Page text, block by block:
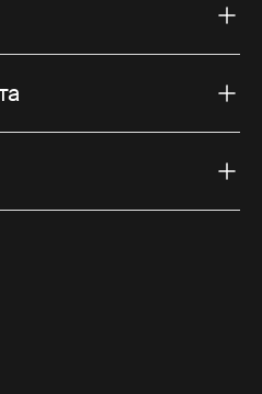
(external link)
(external link)
on Youtube (external